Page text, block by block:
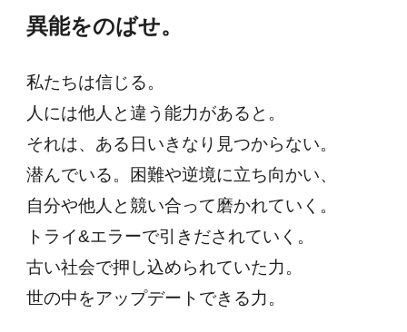
異能をのばせ。
私たちは信じる。
人には他人と違う能力があると。
それは、ある日いきなり見つからない。
潜んでいる。困難や逆境に立ち向かい、
自分や他人と競い合って磨かれていく。
トライ&エラーで引きだされていく。
古い社会で押し込められていた力。
世の中をアップデートできる力。